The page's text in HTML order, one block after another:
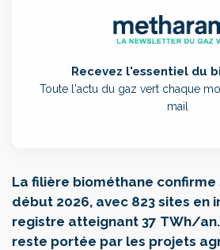
Recevez l'essentiel du
Toute l'actu du gaz vert chaque
mail
La filière biométhane confirme
début 2026, avec 823 sites en
registre atteignant 37 TWh/
reste portée par les projets